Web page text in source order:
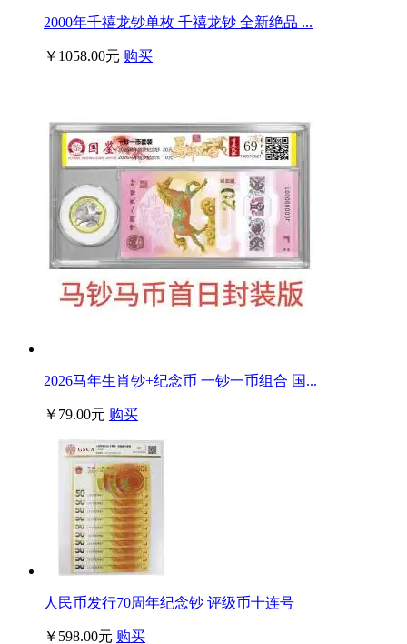
2000年千禧龙钞单枚 千禧龙钞 全新绝品 ...
￥1058.00元 购买
2026马年生肖钞+纪念币 一钞一币组合 国...
￥79.00元 购买
人民币发行70周年纪念钞 评级币十连号
￥598.00元 购买